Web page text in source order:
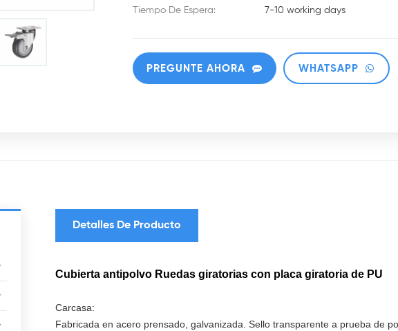
Tiempo De Espera: 7-10 working days
PREGUNTE AHORA WHATSAPP
Detalles De Producto
Cubierta antipolvo Ruedas giratorias con placa giratoria de PU
Carcasa:
Fabricada en acero prensado, galvanizada. Sello transparente a prueba de